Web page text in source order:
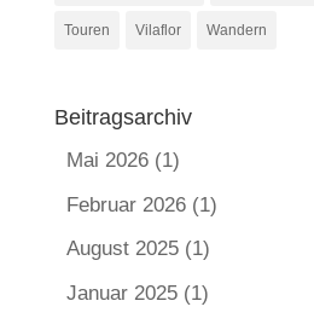
Touren Vilaflor Wandern
Beitragsarchiv
Mai 2026(1)
Februar 2026(1)
August 2025(1)
Januar 2025(1)